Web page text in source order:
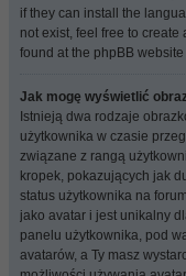
if they can install the
not exist, feel free to
found at the phpBB
Jak mogę wyświetlić
Istnieją dwa rodzaje
użytkownika w czasie
związane z rangą
kropek, pokazujących jak
status użytkownika na
jako avatar i jest unikalny
panelu użytkownika, pod
avatarów, a Ty masz